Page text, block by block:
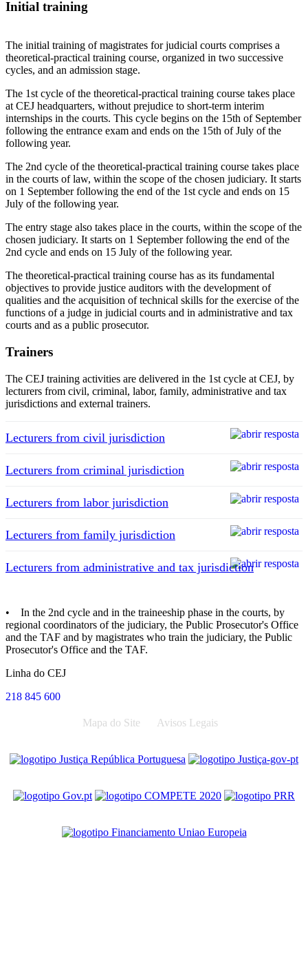
Initial training
The initial training of magistrates for judicial courts comprises a
theoretical-practical training course, organized in two successive
cycles, and an admission stage.
The 1st cycle of the theoretical-practical training course takes place
at CEJ headquarters, without prejudice to short-term interim
internships in the courts. This cycle begins on the 15th of September
following the entrance exam and ends on the 15th of July of the
following year.
The 2nd cycle of the theoretical-practical training course takes place
in the courts of law, within the scope of the chosen judiciary. It starts
on 1 September following the end of the 1st cycle and ends on 15
July of the following year.
The entry stage also takes place in the courts, within the scope of the
chosen judiciary. It starts on 1 September following the end of the
2nd cycle and ends on 15 July of the following year.
The theoretical-practical training course has as its fundamental
objectives to provide justice auditors with the development of
qualities and the acquisition of technical skills for the exercise of the
functions of a judge in judicial courts and in administrative and tax
courts and as a public prosecutor.
Trainers
The CEJ training activities are delivered in the 1st cycle at CEJ, by
lecturers from civil, criminal, labor, family, administrative and tax
jurisdictions and external trainers.
Lecturers from civil jurisdiction
Lecturers from criminal jurisdiction
Lecturers from labor jurisdiction
Lecturers from family jurisdiction
Lecturers from administrative and tax jurisdiction
• In the 2nd cycle and in the traineeship phase in the courts, by
regional coordinators of the judiciary, the Public Prosecutor's Office
and the TAF and by magistrates who train the judiciary, the Public
Prosecutor's Office and the TAF.
Linha do CEJ
218 845 600
Mapa do Site Avisos Legais